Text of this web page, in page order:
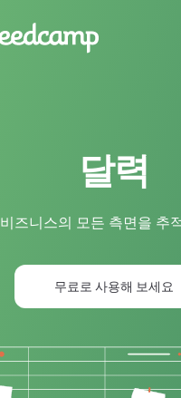
달력
비즈니스의 모든 측면을 추
무료로 사용해 보세요